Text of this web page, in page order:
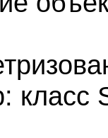
класс